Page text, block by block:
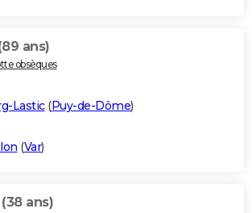
ans)
obsèques
Lastic(Puy-de-Dôme)
(Var)
(38 ans)